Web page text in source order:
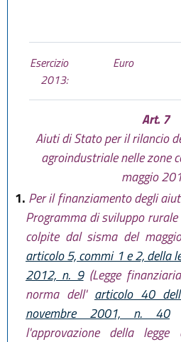
Esercizio
2013:
Euro
Art. 7
Aiuti di Stato per il rilancio
agroindustriale nelle zone
maggio
1. Per il finanziamento degli
Programma di sviluppo
colpite dal sisma del
articolo 5, commi 1 e 2, della
2012, n. 9(Legge
norma dell' articolo 40
novembre 2001, n. 40
l'approvazione della